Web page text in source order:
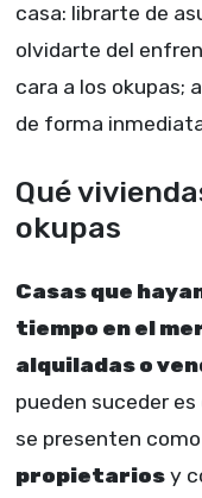
casa: librarte de
olvidarte del
cara a los okupas;
de forma
Qué
okupas
Casas que
tiempo en el
alquiladas o
pueden suceder
se presenten como
propietarios y